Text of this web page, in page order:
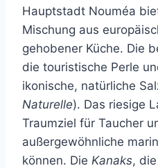
Hauptstadt Nouméa
Mischung aus
gehobener Küche. Die
die touristische Perle
ikonische, natürliche
Naturelle). Das riesige
Traumziel für Taucher
außergewöhnliche
können. Die Kanaks,